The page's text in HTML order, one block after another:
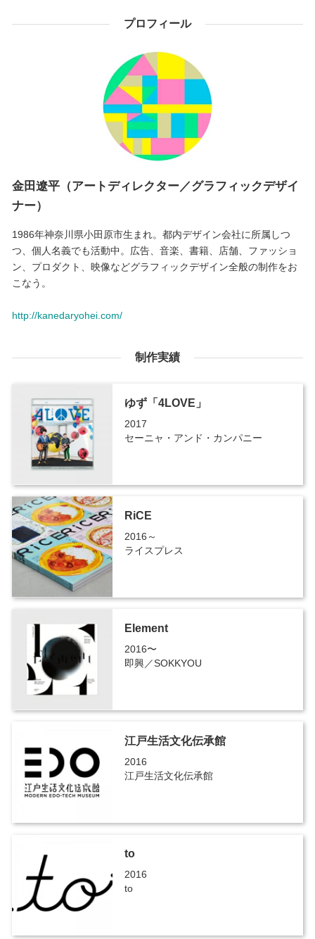
プロフィール
金田遼平（アートディレクター／グラフィックデザイ
ナー）
1986年神奈川県小田原市生まれ。都内デザイン会社に所属しつ
つ、個人名義でも活動中。広告、音楽、書籍、店舗、ファッショ
ン、プロダクト、映像などグラフィックデザイン全般の制作をお
こなう。
http://kanedaryohei.com/
制作実績
ゆず「4LOVE」
2017
セーニャ・アンド・カンパニー
RiCE
2016～
ライスプレス
Element
2016〜
即興／SOKKYOU
江戸生活文化伝承館
2016
江戸生活文化伝承館
to
2016
to